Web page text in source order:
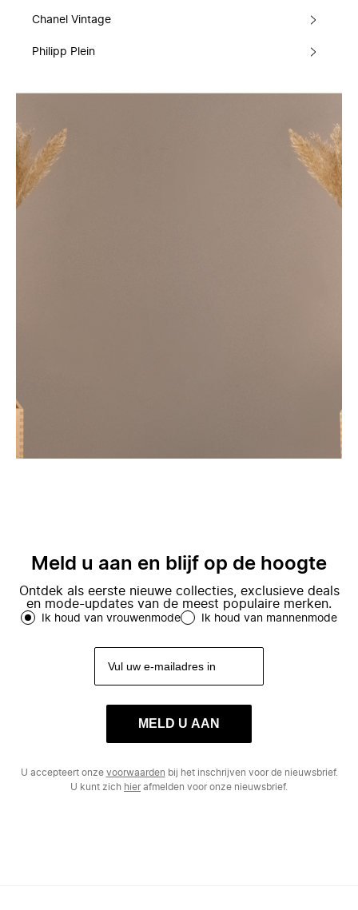
Chanel Vintage
Philipp Plein
Meld u aan en blijf op de hoogte
Ontdek als eerste nieuwe collecties, exclusieve deals
en mode-updates van de meest populaire merken.
Ik houd van vrouwenmode Ik houd van mannenmode
MELD U AAN
U accepteert onze voorwaarden bij het inschrijven voor de nieuwsbrief.
U kunt zich hierafmelden voor onze nieuwsbrief.